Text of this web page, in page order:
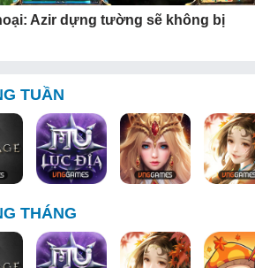
Azir dựng tường sẽ không bị
TUẦN
THÁNG